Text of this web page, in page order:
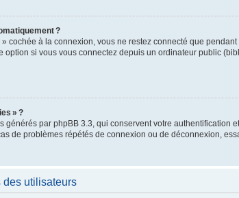
?
cochée à la connexion, vous ne restez connecté que
option si vous vous connectez depuis un ordinateur public
» ?
générés par phpBB 3.3, qui conservent votre
de problèmes répétés de connexion ou de déconnexion,
des utilisateurs